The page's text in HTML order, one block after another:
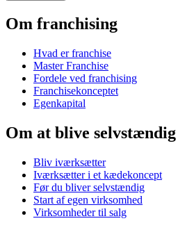
Om franchising
Hvad er franchise
Master Franchise
Fordele ved franchising
Franchisekonceptet
Egenkapital
Om at blive selvstændig
Bliv iværksætter
Iværksætter i et kædekoncept
Før du bliver selvstændig
Start af egen virksomhed
Virksomheder til salg